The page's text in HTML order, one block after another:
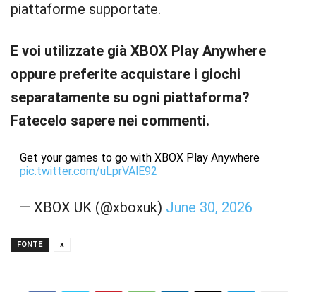
piattaforme supportate.
E voi utilizzate già XBOX Play Anywhere
oppure preferite acquistare i giochi
separatamente su ogni piattaforma?
Fatecelo sapere nei commenti.
Get your games to go with XBOX Play Anywhere
pic.twitter.com/uLprVAlE92
— XBOX UK (@xboxuk) June 30, 2026
FONTE x